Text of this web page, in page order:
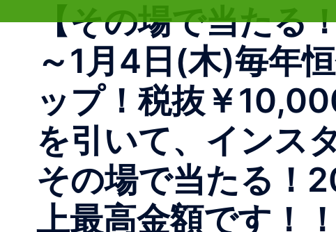
【その場で当たる
～1月4日(木)毎年
ップ！税抜￥
を引いて、インス
その場で当たる！
上最高金額です！